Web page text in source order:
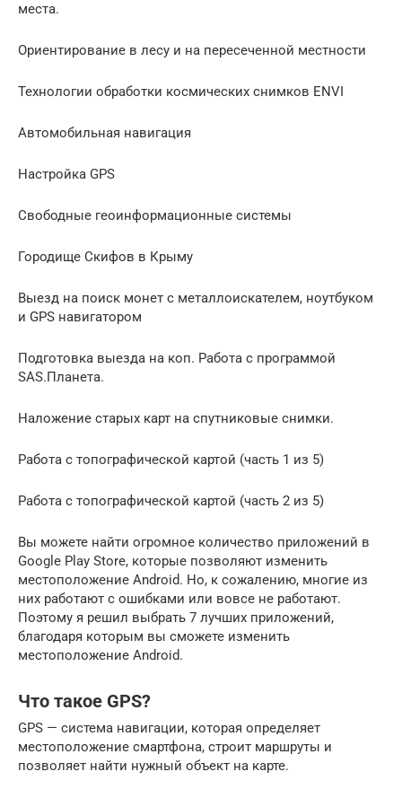
места.
Ориентирование в лесу и на пересеченной местности
Технологии обработки космических снимков ENVI
Автомобильная навигация
Настройка GPS
Свободные геоинформационные системы
Городище Скифов в Крыму
Выезд на поиск монет с металлоискателем, ноутбуком
и GPS навигатором
Подготовка выезда на коп. Работа с программой
SAS.Планета.
Наложение старых карт на спутниковые снимки.
Работа с топографической картой (часть 1 из 5)
Работа с топографической картой (часть 2 из 5)
Вы можете найти огромное количество приложений в
Google Play Store, которые позволяют изменить
местоположение Android. Но, к сожалению, многие из
них работают с ошибками или вовсе не работают.
Поэтому я решил выбрать 7 лучших приложений,
благодаря которым вы сможете изменить
местоположение Android.
Что такое GPS?
GPS — система навигации, которая определяет
местоположение смартфона, строит маршруты и
позволяет найти нужный объект на карте.